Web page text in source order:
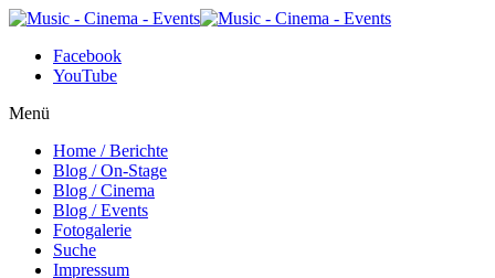
Facebook
YouTube
Menü
Home / Berichte
Blog / On-Stage
Blog / Cinema
Blog / Events
Fotogalerie
Suche
Impressum